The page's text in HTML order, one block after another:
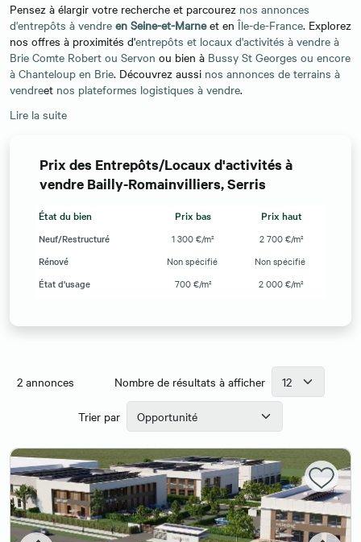
Pensez à élargir votre recherche et parcourez nos annonces
d'entrepôts à vendre en Seine-et-Marneet en Île-de-France. Explorez
nos offres à proximités d'entrepôts et locaux d'activités à vendre à
Brie Comte Robert ou Servon ou bien à Bussy St Georges ou encore
à Chanteloup en Brie. Découvrez aussi nos annonces de terrains à
vendreet nos plateformes logistiques à vendre.
Lire la suite
Prix des Entrepôts/Locaux d'activités à
vendre Bailly-Romainvilliers, Serris
État du bien Prix bas Prix haut
Neuf/Restructuré 1 300 €/m²
2 700 €/m²
Rénové
Non spécifié
Non spécifié
État d'usage
700 €/m² 2 000 €/m²
2annonces Nombre de résultats à afficher
Trier par